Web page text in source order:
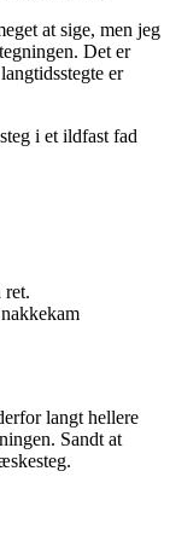
at sige, men jeg
Det er
er
i et ildfast fad
ret.
langt hellere
Sandt at